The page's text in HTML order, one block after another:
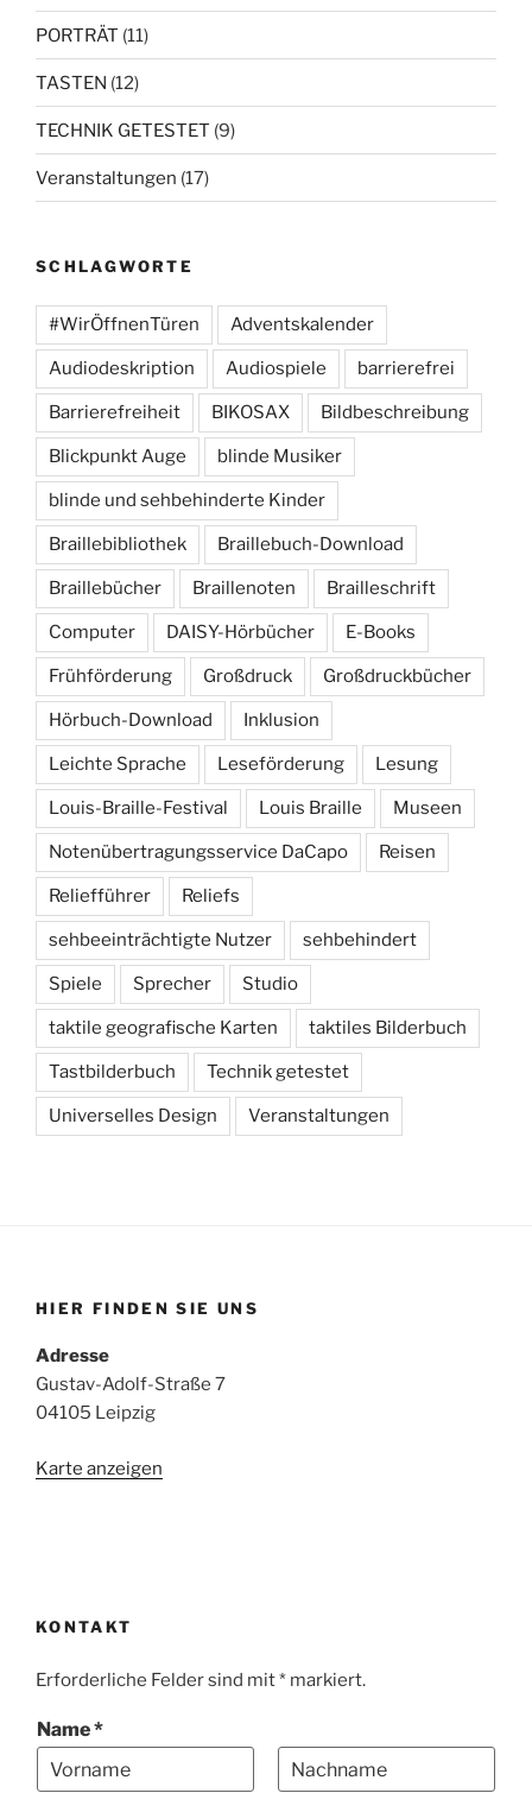
PORTRÄT (11)
TASTEN (12)
TECHNIK GETESTET (9)
Veranstaltungen (17)
SCHLAGWORTE
#WirÖffnenTüren Adventskalender
Audiodeskription Audiospiele barrierefrei
Barrierefreiheit BIKOSAX Bildbeschreibung
Blickpunkt Auge blinde Musiker
blinde und sehbehinderte Kinder
Braillebibliothek Braillebuch-Download
Braillebücher Braillenoten Brailleschrift
Computer DAISY-Hörbücher E-Books
Frühförderung Großdruck Großdruckbücher
Hörbuch-Download Inklusion
Leichte Sprache Leseförderung Lesung
Louis-Braille-Festival Louis Braille Museen
Notenübertragungsservice DaCapo Reisen
Reliefführer Reliefs
sehbeeinträchtigte Nutzer sehbehindert
Spiele Sprecher Studio
taktile geografische Karten taktiles Bilderbuch
Tastbilderbuch Technik getestet
Universelles Design Veranstaltungen
HIER FINDEN SIE UNS
Adresse
Gustav-Adolf-Straße 7
04105 Leipzig
Karte anzeigen
KONTAKT
Erforderliche Felder sind mit * markiert.
Name*